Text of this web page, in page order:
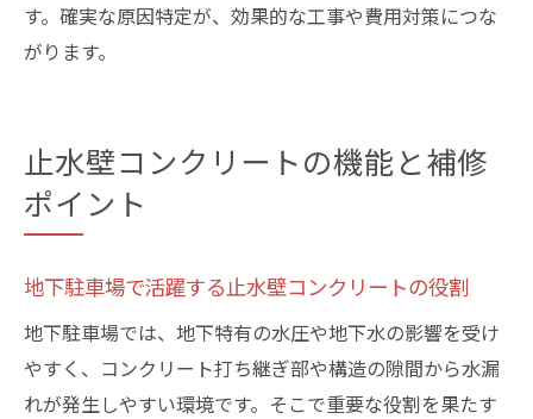
す。確実な原因特定が、効果的な工事や費用対策につな
がります。
止水壁コンクリートの機能と補修
ポイント
地下駐車場で活躍する止水壁コンクリートの役割
地下駐車場では、地下特有の水圧や地下水の影響を受け
やすく、コンクリート打ち継ぎ部や構造の隙間から水漏
れが発生しやすい環境です。そこで重要な役割を果たす